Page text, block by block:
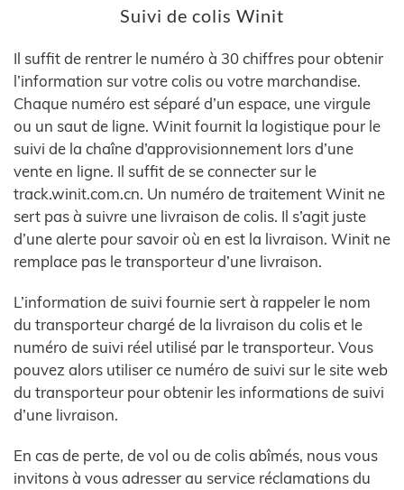
Suivi de colis Winit
Il suffit de rentrer le numéro à 30 chiffres pour obtenir
l’information sur votre colis ou votre marchandise.
Chaque numéro est séparé d’un espace, une virgule
ou un saut de ligne. Winit fournit la logistique pour le
suivi de la chaîne d’approvisionnement lors d’une
vente en ligne. Il suffit de se connecter sur le
track.winit.com.cn. Un numéro de traitement Winit ne
sert pas à suivre une livraison de colis. Il s’agit juste
d’une alerte pour savoir où en est la livraison. Winit ne
remplace pas le transporteur d’une livraison.
L’information de suivi fournie sert à rappeler le nom
du transporteur chargé de la livraison du colis et le
numéro de suivi réel utilisé par le transporteur. Vous
pouvez alors utiliser ce numéro de suivi sur le site web
du transporteur pour obtenir les informations de suivi
d’une livraison.
En cas de perte, de vol ou de colis abîmés, nous vous
invitons à vous adresser au service réclamations du